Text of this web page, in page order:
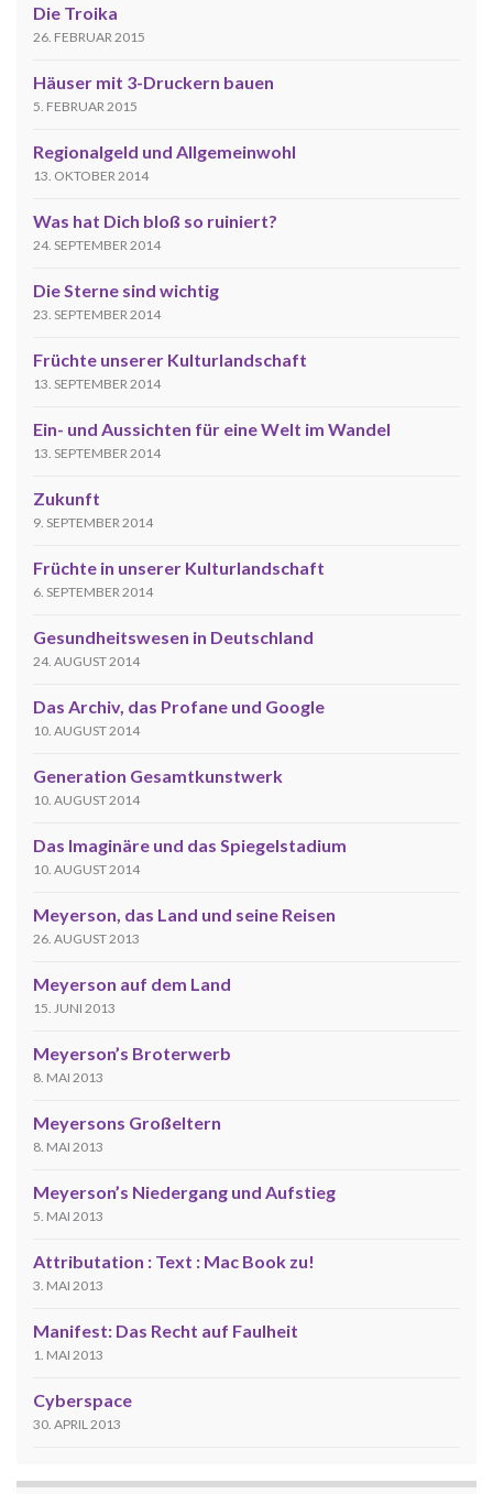
Die Troika
26. FEBRUAR 2015
Häuser mit 3-Druckern bauen
5. FEBRUAR 2015
Regionalgeld und Allgemeinwohl
13. OKTOBER 2014
Was hat Dich bloß so ruiniert?
24. SEPTEMBER 2014
Die Sterne sind wichtig
23. SEPTEMBER 2014
Früchte unserer Kulturlandschaft
13. SEPTEMBER 2014
Ein- und Aussichten für eine Welt im Wandel
13. SEPTEMBER 2014
Zukunft
9. SEPTEMBER 2014
Früchte in unserer Kulturlandschaft
6. SEPTEMBER 2014
Gesundheitswesen in Deutschland
24. AUGUST 2014
Das Archiv, das Profane und Google
10. AUGUST 2014
Generation Gesamtkunstwerk
10. AUGUST 2014
Das Imaginäre und das Spiegelstadium
10. AUGUST 2014
Meyerson, das Land und seine Reisen
26. AUGUST 2013
Meyerson auf dem Land
15. JUNI 2013
Meyerson’s Broterwerb
8. MAI 2013
Meyersons Großeltern
8. MAI 2013
Meyerson’s Niedergang und Aufstieg
5. MAI 2013
Attributation : Text : Mac Book zu!
3. MAI 2013
Manifest: Das Recht auf Faulheit
1. MAI 2013
Cyberspace
30. APRIL 2013